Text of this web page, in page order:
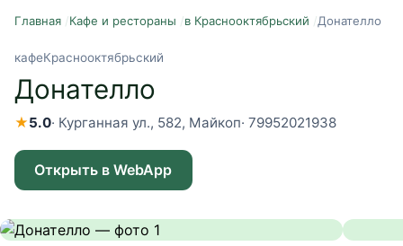
Главная /Кафе и рестораны /в Краснооктябрьский /Донателло
кафеКраснооктябрьский
Донателло
★5.0· Курганная ул., 582, Майкоп· 79952021938
Открыть в WebApp